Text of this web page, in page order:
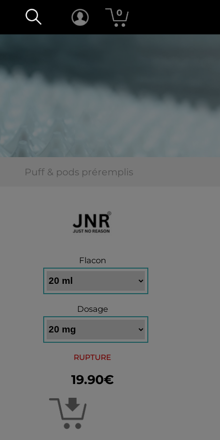
0
Puff & pods préremplis
Flacon
Dosage
RUPTURE
19.90€